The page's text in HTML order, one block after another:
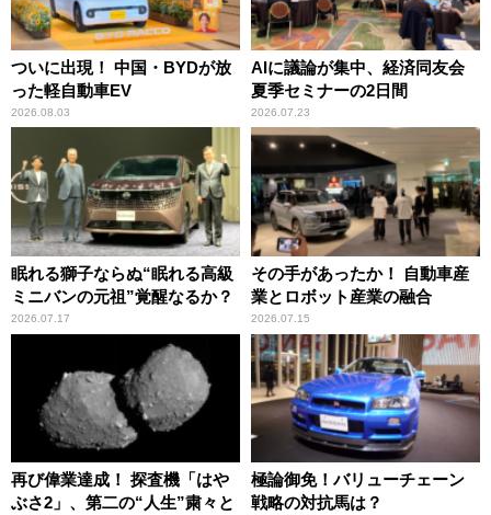
ついに出現！ 中国・BYDが放
った軽自動車EV
2026.08.03
AIに議論が集中、経済同友会
夏季セミナーの2日間
2026.07.23
眠れる獅子ならぬ“眠れる高級
ミニバンの元祖”覚醒なるか？
2026.07.17
その手があったか！ 自動車産
業とロボット産業の融合
2026.07.15
再び偉業達成！ 探査機「はや
ぶさ2」、第二の“人生”粛々と
極論御免！バリューチェーン
戦略の対抗馬は？